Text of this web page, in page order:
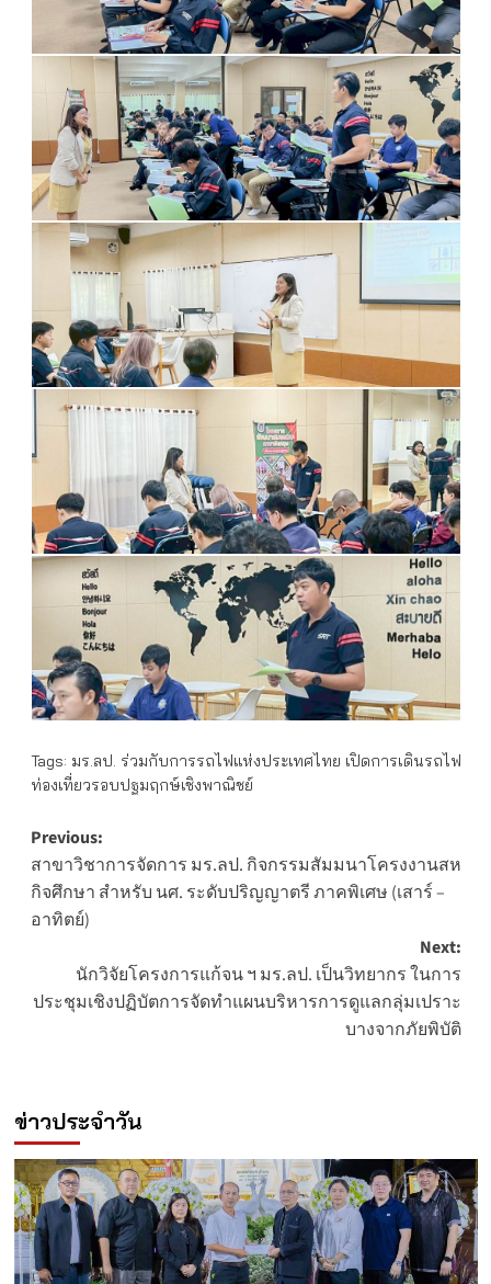
Tags: มร.ลป. ร่วมกับการรถไฟแห่งประเทศไทย เปิดการเดินรถไฟ
ท่องเที่ยวรอบปฐมฤกษ์เชิงพาณิชย์
Post
navigation
Previous:
สาขาวิชาการจัดการ มร.ลป. กิจกรรมสัมมนาโครงงานสห
กิจศึกษา สำหรับ นศ. ระดับปริญญาตรี ภาคพิเศษ (เสาร์ –
อาทิตย์)
Next:
นักวิจัยโครงการแก้จน ฯ มร.ลป. เป็นวิทยากร ในการ
ประชุมเชิงปฏิบัตการจัดทำแผนบริหารการดูแลกลุ่มเปราะ
บางจากภัยพิบัติ
ข่าวประจำวัน